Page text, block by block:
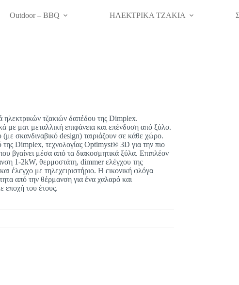
Outdoor – BBQ ΗΛΕΚΤΡΙΚΑ ΤΖΑΚΙΑ
ηλεκτρικών τζακιών δαπέδου της Dimplex.
με ματ μεταλλική επιφάνεια και επένδυση από ξύλο.
(με σκανδιναβικό design) ταιριάζουν σε κάθε χώρο.
της Dimplex, τεχνολογίας Optimyst® 3D για την πιο
βγαίνει μέσα από τα διακοσμητικά ξύλα. Επιπλέον
1-2kW, θερμοστάτη, dimmer ελέγχου της
έλεγχο με τηλεχειριστήριο. Η εικονική φλόγα
από την θέρμανση για ένα χαλαρό και
εποχή του έτους.